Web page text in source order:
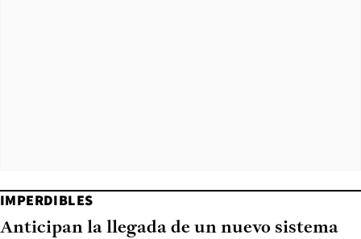
IMPERDIBLES
Anticipan la llegada de un nuevo sistema